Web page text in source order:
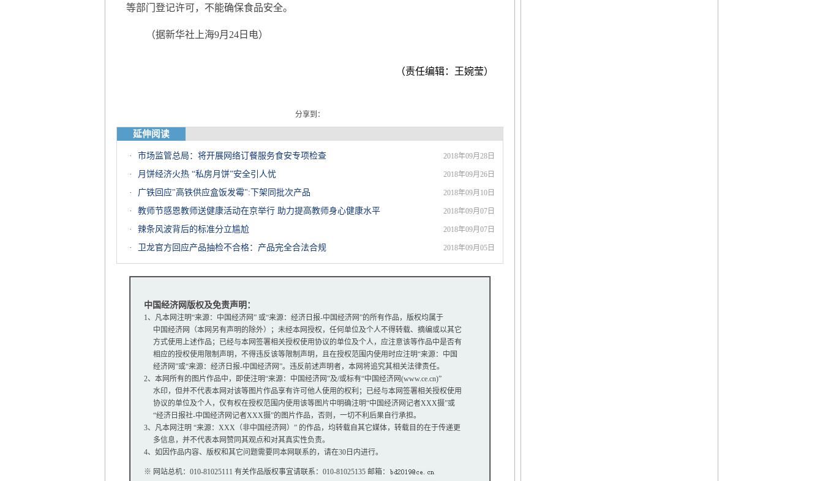
等部门登记许可，不能确保食品安全。
（据新华社上海9月24日电）
（责任编辑：王婉莹）
分享到：
延伸阅读
· 市场监管总局：将开展网络订餐服务食安专项检查 2018年09月28日
· 月饼经济火热 “私房月饼”安全引人忧 2018年09月26日
· 广铁回应"高铁供应盒饭发霉":下架同批次产品 2018年09月10日
· 教师节感恩教师送健康活动在京举行 助力提高教师身心健康水平 2018年09月07日
· 辣条风波背后的标准分立尴尬 2018年09月07日
· 卫龙官方回应产品抽检不合格：产品完全合法合规 2018年09月05日
中国经济网版权及免责声明：
1、凡本网注明“来源：中国经济网” 或“来源：经济日报-中国经济网”的所有作品，版权均属于
中国经济网（本网另有声明的除外）；未经本网授权，任何单位及个人不得转载、摘编或以其它
方式使用上述作品；已经与本网签署相关授权使用协议的单位及个人，应注意该等作品中是否有
相应的授权使用限制声明，不得违反该等限制声明，且在授权范围内使用时应注明“来源：中国
经济网”或“来源：经济日报-中国经济网”。违反前述声明者，本网将追究其相关法律责任。
2、本网所有的图片作品中，即使注明“来源：中国经济网”及/或标有“中国经济网(www.ce.cn)”
水印，但并不代表本网对该等图片作品享有许可他人使用的权利；已经与本网签署相关授权使用
协议的单位及个人，仅有权在授权范围内使用该等图片中明确注明“中国经济网记者XXX摄”或
“经济日报社-中国经济网记者XXX摄”的图片作品，否则，一切不利后果自行承担。
3、凡本网注明 “来源：XXX（非中国经济网）” 的作品，均转载自其它媒体，转载目的在于传递更
多信息，并不代表本网赞同其观点和对其真实性负责。
4、如因作品内容、版权和其它问题需要同本网联系的，请在30日内进行。
※ 网站总机：010-81025111 有关作品版权事宜请联系：010-81025135 邮箱：